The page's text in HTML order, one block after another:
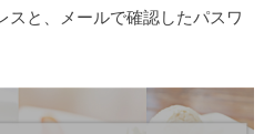
スと、メールで確認したパスワ